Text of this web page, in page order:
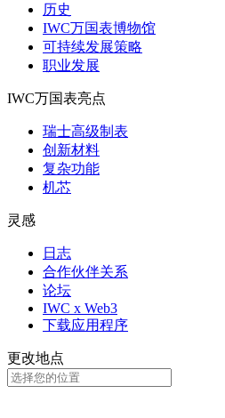
历史
IWC万国表博物馆
可持续发展策略
职业发展
IWC万国表亮点
瑞士高级制表
创新材料
复杂功能
机芯
灵感
日志
合作伙伴关系
论坛
IWC x Web3
下载应用程序
更改地点